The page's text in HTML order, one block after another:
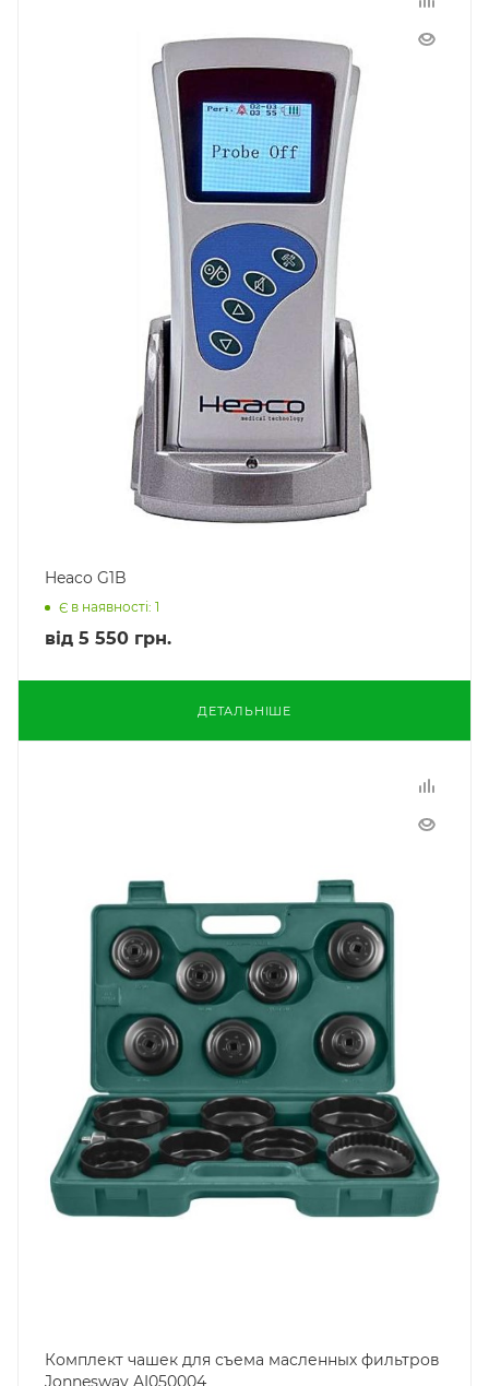
Heaco G1B
Є в наявності: 1
від 5 550 грн.
ДЕТАЛЬНІШЕ
Комплект чашек для съема масленных фильтров
Jonnesway AI050004